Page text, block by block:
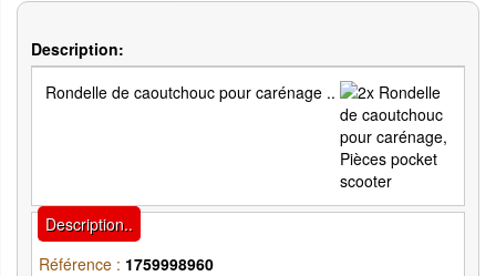
Description:
Rondelle de caoutchouc pour carénage ..
Description..
Référence : 1759998960